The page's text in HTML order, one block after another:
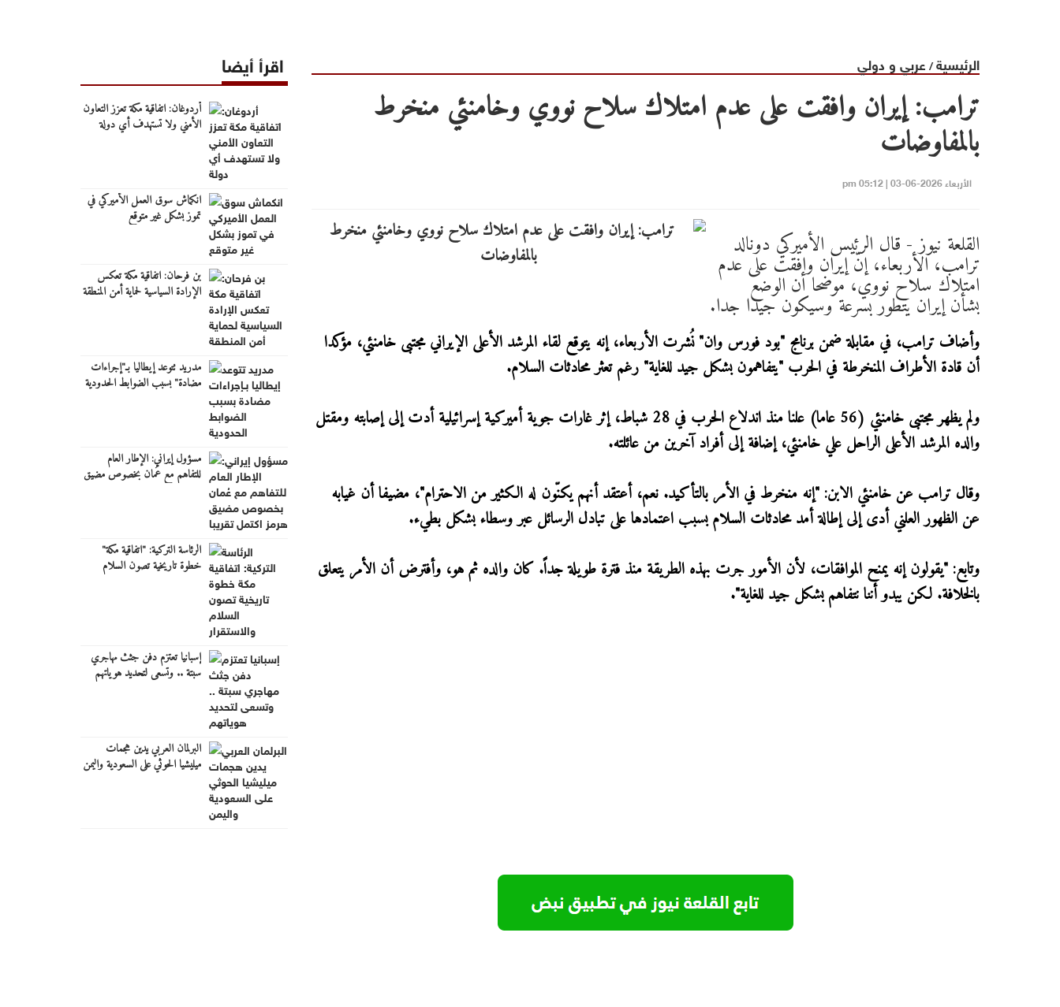
الرئيسية/ عربي و دولي
ترامب: إيران وافقت على عدم امتلاك سلاح نووي وخامنئي منخرط
بالمفاوضات
الأربعاء 2026-06-03 | 05:12 pm
القلعة نيوز - قال الرئيس الأميركي دونالد
ترامب، الأربعاء، إنّ إيران وافقت على عدم
امتلاك سلاح نووي، موضحا أن الوضع
بشأن إيران يتطور بسرعة وسيكون جيدا جدا.
وأضاف ترامب، في مقابلة ضمن برنامج "بود فورس وان" نُشرت الأربعاء، إنه يتوقع لقاء المرشد الأعلى الإيراني مجتبى خامنئي، مؤكدا
أن قادة الأطراف المنخرطة في الحرب "يتفاهمون بشكل جيد للغاية" رغم تعثر محادثات السلام.
ولم يظهر مجتبى خامنئي (56 عاما) علنا منذ اندلاع الحرب في 28 شباط، إثر غارات جوية أميركية إسرائيلية أدت إلى إصابته ومقتل
والده المرشد الأعلى الراحل علي خامنئي، إضافة إلى أفراد آخرين من عائلته.
وقال ترامب عن خامنئي الابن: "إنه منخرط في الأمر بالتأكيد. نعم، أعتقد أنهم يكنّون له الكثير من الاحترام"، مضيفا أن غيابه
عن الظهور العلني أدى إلى إطالة أمد محادثات السلام بسبب اعتمادها على تبادل الرسائل عبر وسطاء بشكل بطيء.
وتابع: "يقولون إنه يمنح الموافقات، لأن الأمور جرت بهذه الطريقة منذ فترة طويلة جداً. كان والده ثم هو، وأفترض أن الأمر يتعلق
بالخلافة. لكن يبدو أننا نتفاهم بشكل جيد للغاية".
اقرأ أيضا
أردوغان: اتفاقية مكة تعزز التعاون
الأمني ولا تستهدف أي دولة
انكماش سوق العمل الأميركي في
تموز بشكل غير متوقع
بن فرحان: اتفاقية مكة تعكس
الإرادة السياسية لحماية أمن المنطقة
مدريد تتوعد إيطاليا بـ"إجراءات
مضادة" بسبب الضوابط الحدودية
مسؤول إيراني: الإطار العام
للتفاهم مع عُمان بخصوص مضيق
الرئاسة التركية: "اتفاقية مكة"
خطوة تاريخية تصون السلام
إسبانيا تعتزم دفن جثث مهاجري
سبتة .. وتسعى لتحديد هوياتهم
البرلمان العربي يدين هجمات
ميليشيا الحوثي على السعودية واليمن